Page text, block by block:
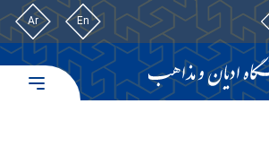
En
Ar